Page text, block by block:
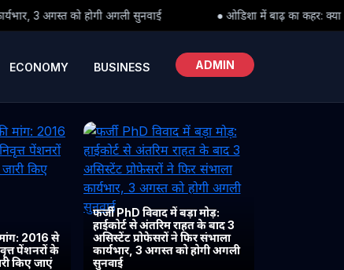
● ओडिशा में बाढ़ का कहर: क्या पीड़ितों तक समय पर पहुंच
ECONOMY BUSINESS ADMIN
2016 से
पेंशनरों के
किए जाएं
फर्जी PhD विवाद में बड़ा मोड़:
हाईकोर्ट से अंतरिम राहत के बाद 3
असिस्टेंट प्रोफेसरों ने फिर संभाला
कार्यभार, 3 अगस्त को होगी अगली
सुनवाई